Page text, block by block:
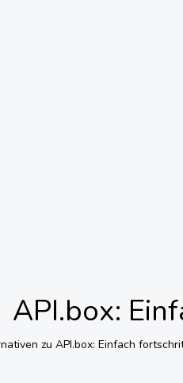
API.box:
zu API.box: Einfach